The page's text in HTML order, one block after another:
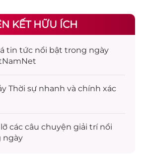
KẾT HỮU ÍCH
tin tức nổi bật trong ngày
Thời sự nhanh và chính xác
các câu chuyện giải trínổi
ngày